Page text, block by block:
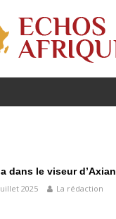
dans le viseur d’Axian
2025 La rédaction